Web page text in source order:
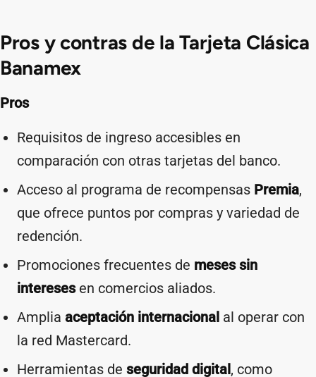
Pros y contras de la Tarjeta Clásica
Banamex
Pros
Requisitos de ingreso accesibles en
comparación con otras tarjetas del banco.
Acceso al programa de recompensas Premia,
que ofrece puntos por compras y variedad de
redención.
Promociones frecuentes de meses sin
interesesen comercios aliados.
Amplia aceptación internacional al operar con
la red Mastercard.
Herramientas de seguridad digital, como